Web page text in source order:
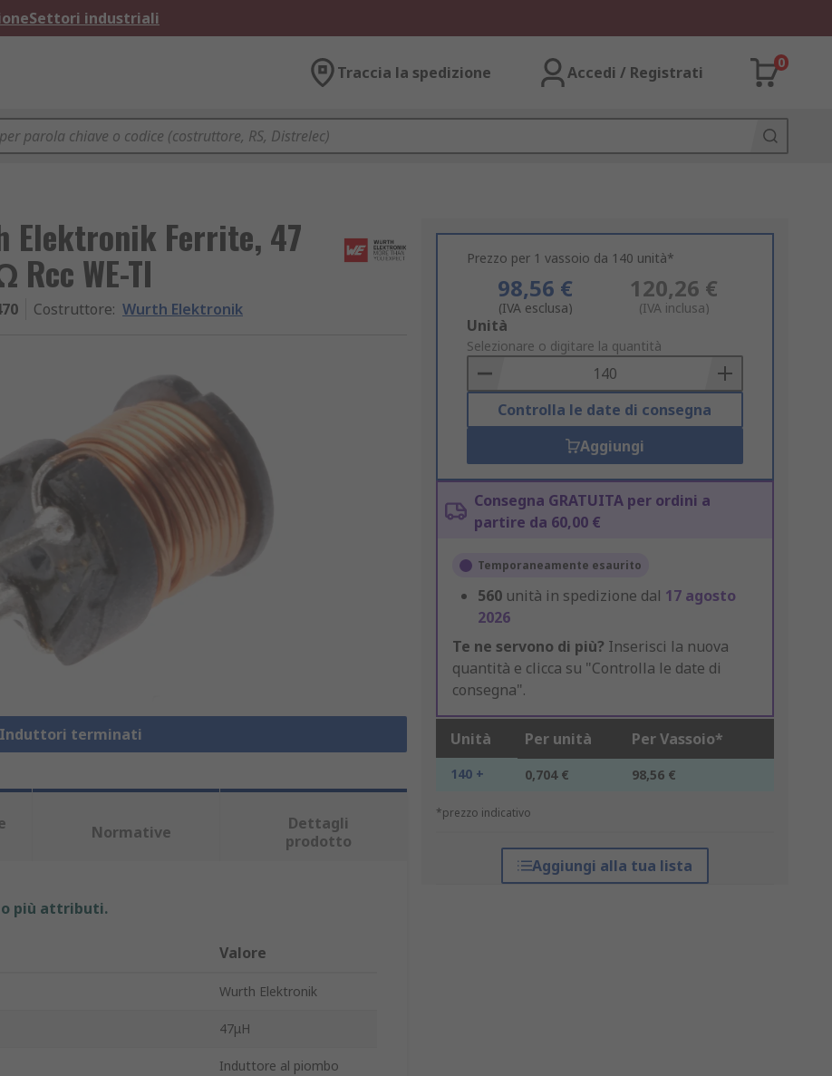
Settori industriali
Traccia la spedizione Accedi / Registrati
0
Elektronik Ferrite, 47
WE-TI
Costruttore: Wurth Elektronik
Induttori terminati
Prezzo per 1 vassoio da 140 unità*
98,56 €
(IVA esclusa)
120,26 €
(IVA inclusa)
Add
to
Basket
Unità
Selezionare o digitare la quantità
Controlla le date di consegna
Aggiungi
Consegna GRATUITA per ordini a
partire da 60,00 €
Temporaneamente esaurito
560 unità in spedizione dal 17 agosto
2026
Te ne servono di più? Inserisci la nuova
quantità e clicca su "Controlla le date di
consegna".
Unità Per unità Per Vassoio*
140 + 0,704 € 98,56 €
*prezzo indicativo
Aggiungi alla tua lista
Normative
Dettagli
prodotto
o più attributi.
Valore
Wurth Elektronik
47μH
Induttore al piombo